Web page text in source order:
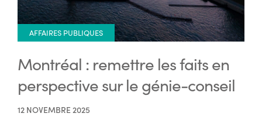
AFFAIRES PUBLIQUES
Montréal : remettre les faits en
perspective sur le génie-conseil
12 NOVEMBRE 2025